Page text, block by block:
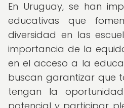
En Uruguay, se han
educativas que
diversidad en las
importancia de la
en el acceso a la
buscan garantizar que
tengan la